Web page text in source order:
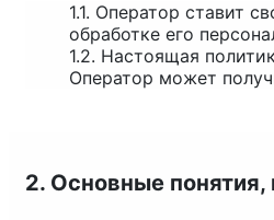
1.1. Оператор ставит
обработке его
1.2. Настоящая
Оператор может
2. Основные